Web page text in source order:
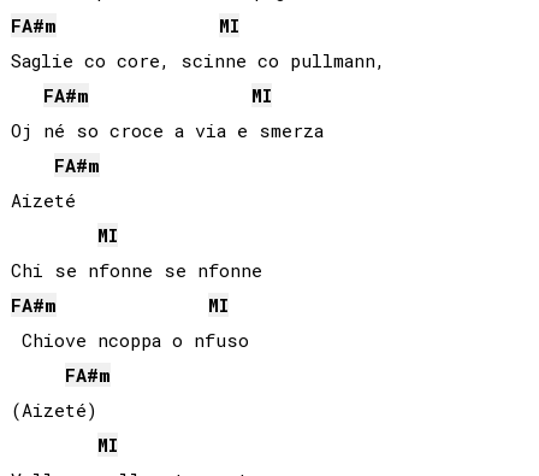
FA#m
MI
Saglie co core, scinne co pullmann,
FA#m
MI
Oj né so croce a via e smerza
FA#m
Aizeté
MI
FA#m
MI
Chiove ncoppa o nfuso
FA#m
(Aizeté)
MI